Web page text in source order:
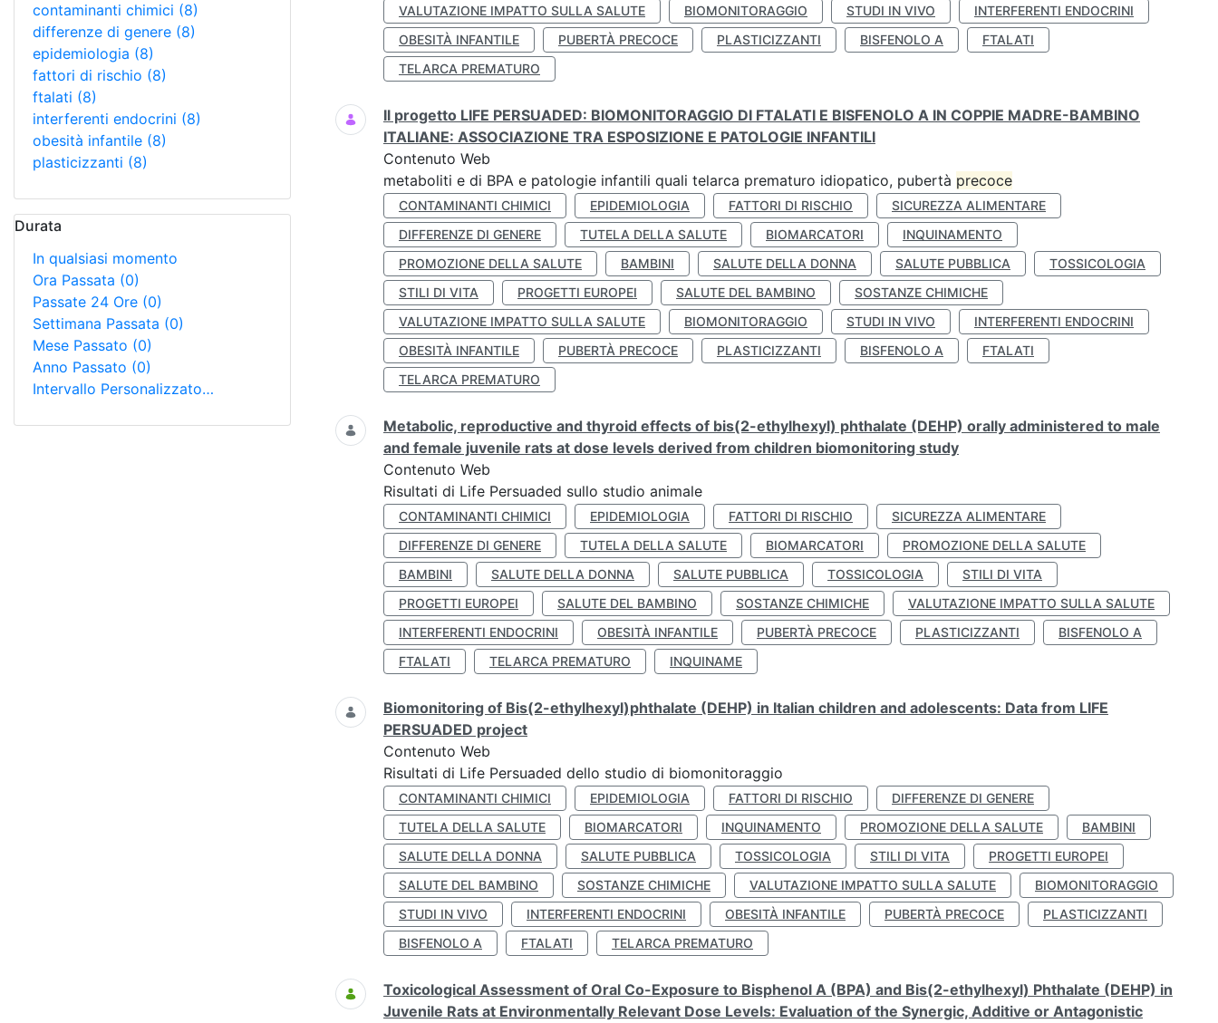
contaminanti chimici (8)
differenze di genere (8)
epidemiologia (8)
fattori di rischio (8)
ftalati (8)
interferenti endocrini (8)
obesità infantile (8)
plasticizzanti (8)
Durata
In qualsiasi momento
Ora Passata (0)
Passate 24 Ore (0)
Settimana Passata (0)
Mese Passato (0)
Anno Passato (0)
Intervallo Personalizzato…
VALUTAZIONE IMPATTO SULLA SALUTE
BIOMONITORAGGIO STUDI IN VIVO
INTERFERENTI ENDOCRINI
OBESITÀ INFANTILE
PUBERTÀ PRECOCE PLASTICIZZANTI BISFENOLO A
FTALATI
TELARCA PREMATURO
Il progetto LIFE PERSUADED: BIOMONITORAGGIO DI FTALATI E BISFENOLO A IN COPPIE MADRE-BAMBINO
ITALIANE: ASSOCIAZIONE TRA ESPOSIZIONE E PATOLOGIE INFANTILI
Contenuto Web
metaboliti e di BPA e patologie infantili quali telarca prematuro idiopatico, pubertà precoce
CONTAMINANTI CHIMICI EPIDEMIOLOGIA FATTORI DI RISCHIO
SICUREZZA ALIMENTARE
DIFFERENZE DI GENERE
TUTELA DELLA SALUTE BIOMARCATORI
INQUINAMENTO
PROMOZIONE DELLA SALUTE
BAMBINI SALUTE DELLA DONNA SALUTE PUBBLICA
TOSSICOLOGIA
STILI DI VITA
PROGETTI EUROPEI SALUTE DEL BAMBINO
SOSTANZE CHIMICHE
VALUTAZIONE IMPATTO SULLA SALUTE
BIOMONITORAGGIO STUDI IN VIVO
INTERFERENTI ENDOCRINI
OBESITÀ INFANTILE
PUBERTÀ PRECOCE PLASTICIZZANTI BISFENOLO A
FTALATI
TELARCA PREMATURO
Metabolic, reproductive and thyroid effects of bis(2-ethylhexyl) phthalate (DEHP) orally administered to male
and female juvenile rats at dose levels derived from children biomonitoring study
Contenuto Web
Risultati di Life Persuaded sullo studio animale
CONTAMINANTI CHIMICI EPIDEMIOLOGIA FATTORI DI RISCHIO
SICUREZZA ALIMENTARE
DIFFERENZE DI GENERE
TUTELA DELLA SALUTE BIOMARCATORI
PROMOZIONE DELLA SALUTE
BAMBINI
SALUTE DELLA DONNA SALUTE PUBBLICA TOSSICOLOGIA
STILI DI VITA
PROGETTI EUROPEI
SALUTE DEL BAMBINO SOSTANZE CHIMICHE
VALUTAZIONE IMPATTO SULLA SALUTE
INTERFERENTI ENDOCRINI
OBESITÀ INFANTILE PUBERTÀ PRECOCE PLASTICIZZANTI
BISFENOLO A
FTALATI
TELARCA PREMATURO INQUINAME
Biomonitoring of Bis(2-ethylhexyl)phthalate (DEHP) in Italian children and adolescents: Data from LIFE
PERSUADED project
Contenuto Web
Risultati di Life Persuaded dello studio di biomonitoraggio
CONTAMINANTI CHIMICI EPIDEMIOLOGIA FATTORI DI RISCHIO
DIFFERENZE DI GENERE
TUTELA DELLA SALUTE
BIOMARCATORI INQUINAMENTO PROMOZIONE DELLA SALUTE
BAMBINI
SALUTE DELLA DONNA
SALUTE PUBBLICA TOSSICOLOGIA STILI DI VITA
PROGETTI EUROPEI
SALUTE DEL BAMBINO
SOSTANZE CHIMICHE VALUTAZIONE IMPATTO SULLA SALUTE
BIOMONITORAGGIO
STUDI IN VIVO
INTERFERENTI ENDOCRINI OBESITÀ INFANTILE PUBERTÀ PRECOCE
PLASTICIZZANTI
BISFENOLO A
FTALATI TELARCA PREMATURO
Toxicological Assessment of Oral Co-Exposure to Bisphenol A (BPA) and Bis(2-ethylhexyl) Phthalate (DEHP) in
Juvenile Rats at Environmentally Relevant Dose Levels: Evaluation of the Synergic, Additive or Antagonistic